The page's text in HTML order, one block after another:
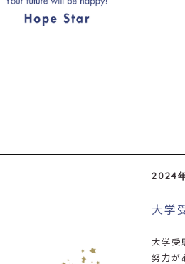
2024
大学
大学受
努力が